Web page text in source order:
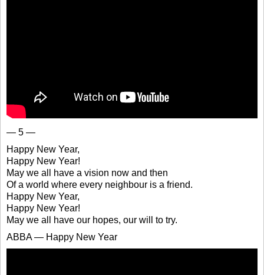
— 5 —
Happy New Year,
Happy New Year!
May we all have a vision now and then
Of a world where every neighbour is a friend.
Happy New Year,
Happy New Year!
May we all have our hopes, our will to try.
ABBA — Happy New Year